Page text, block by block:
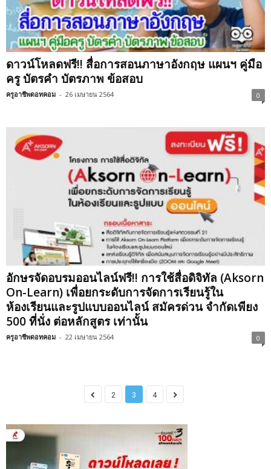
ดาวน์โหลดฟรี!! สื่อการสอนภาษาอังกฤษ แผนฯ คู่มือ
ครู บัตรคำ บัตรภาพ ข้อสอบ
ครูอาชีพดอทคอม - 26 เมษายน 2564 0
อักษรจัดอบรมออนไลน์ฟรี!! การใช้สื่อดิจิทัล (Aksorn
On-Learn) เพื่อยกระดับการจัดการเรียนรู้ใน
ห้องเรียนและรูปแบบออนไลน์ สมัครด่วน จำกัดเพียง
500 ที่นั่ง ต่อหลักสูตร เท่านั้น
ครูอาชีพดอทคอม - 22 เมษายน 2564 0
2 3 4